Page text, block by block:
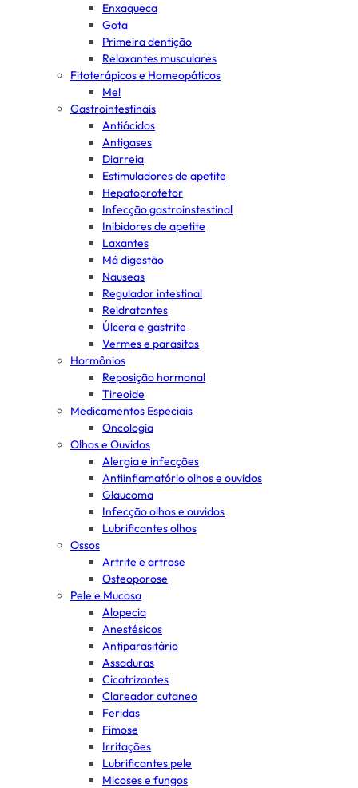
Enxaqueca
Gota
Primeira dentição
Relaxantes musculares
Fitoterápicos e Homeopáticos
Mel
Gastrointestinais
Antiácidos
Antigases
Diarreia
Estimuladores de apetite
Hepatoprotetor
Infecção gastroinstestinal
Inibidores de apetite
Laxantes
Má digestão
Nauseas
Regulador intestinal
Reidratantes
Úlcera e gastrite
Vermes e parasitas
Hormônios
Reposição hormonal
Tireoide
Medicamentos Especiais
Oncologia
Olhos e Ouvidos
Alergia e infecções
Antiinflamatório olhos e ouvidos
Glaucoma
Infecção olhos e ouvidos
Lubrificantes olhos
Ossos
Artrite e artrose
Osteoporose
Pele e Mucosa
Alopecia
Anestésicos
Antiparasitário
Assaduras
Cicatrizantes
Clareador cutaneo
Feridas
Fimose
Irritações
Lubrificantes pele
Micoses e fungos